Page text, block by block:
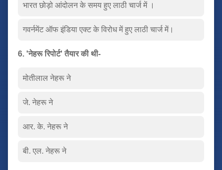
भारत छोड़ो आंदोलन के समय हुए लाठी चार्ज में ।
गवर्नमेंट ऑफ इंडिया एक्ट के विरोध में हुए लाठी चार्ज में।
6. 'नेहरू रिपोर्ट' तैयार की थी-
मोतीलाल नेहरू ने
जे. नेहरू ने
आर. के. नेहरू ने
बी. एल. नेहरू ने